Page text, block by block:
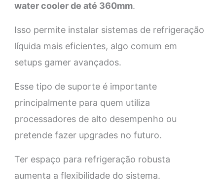
water cooler de até 360mm.
Isso permite instalar sistemas de refrigeração
líquida mais eficientes, algo comum em
setups gamer avançados.
Esse tipo de suporte é importante
principalmente para quem utiliza
processadores de alto desempenho ou
pretende fazer upgrades no futuro.
Ter espaço para refrigeração robusta
aumenta a flexibilidade do sistema.